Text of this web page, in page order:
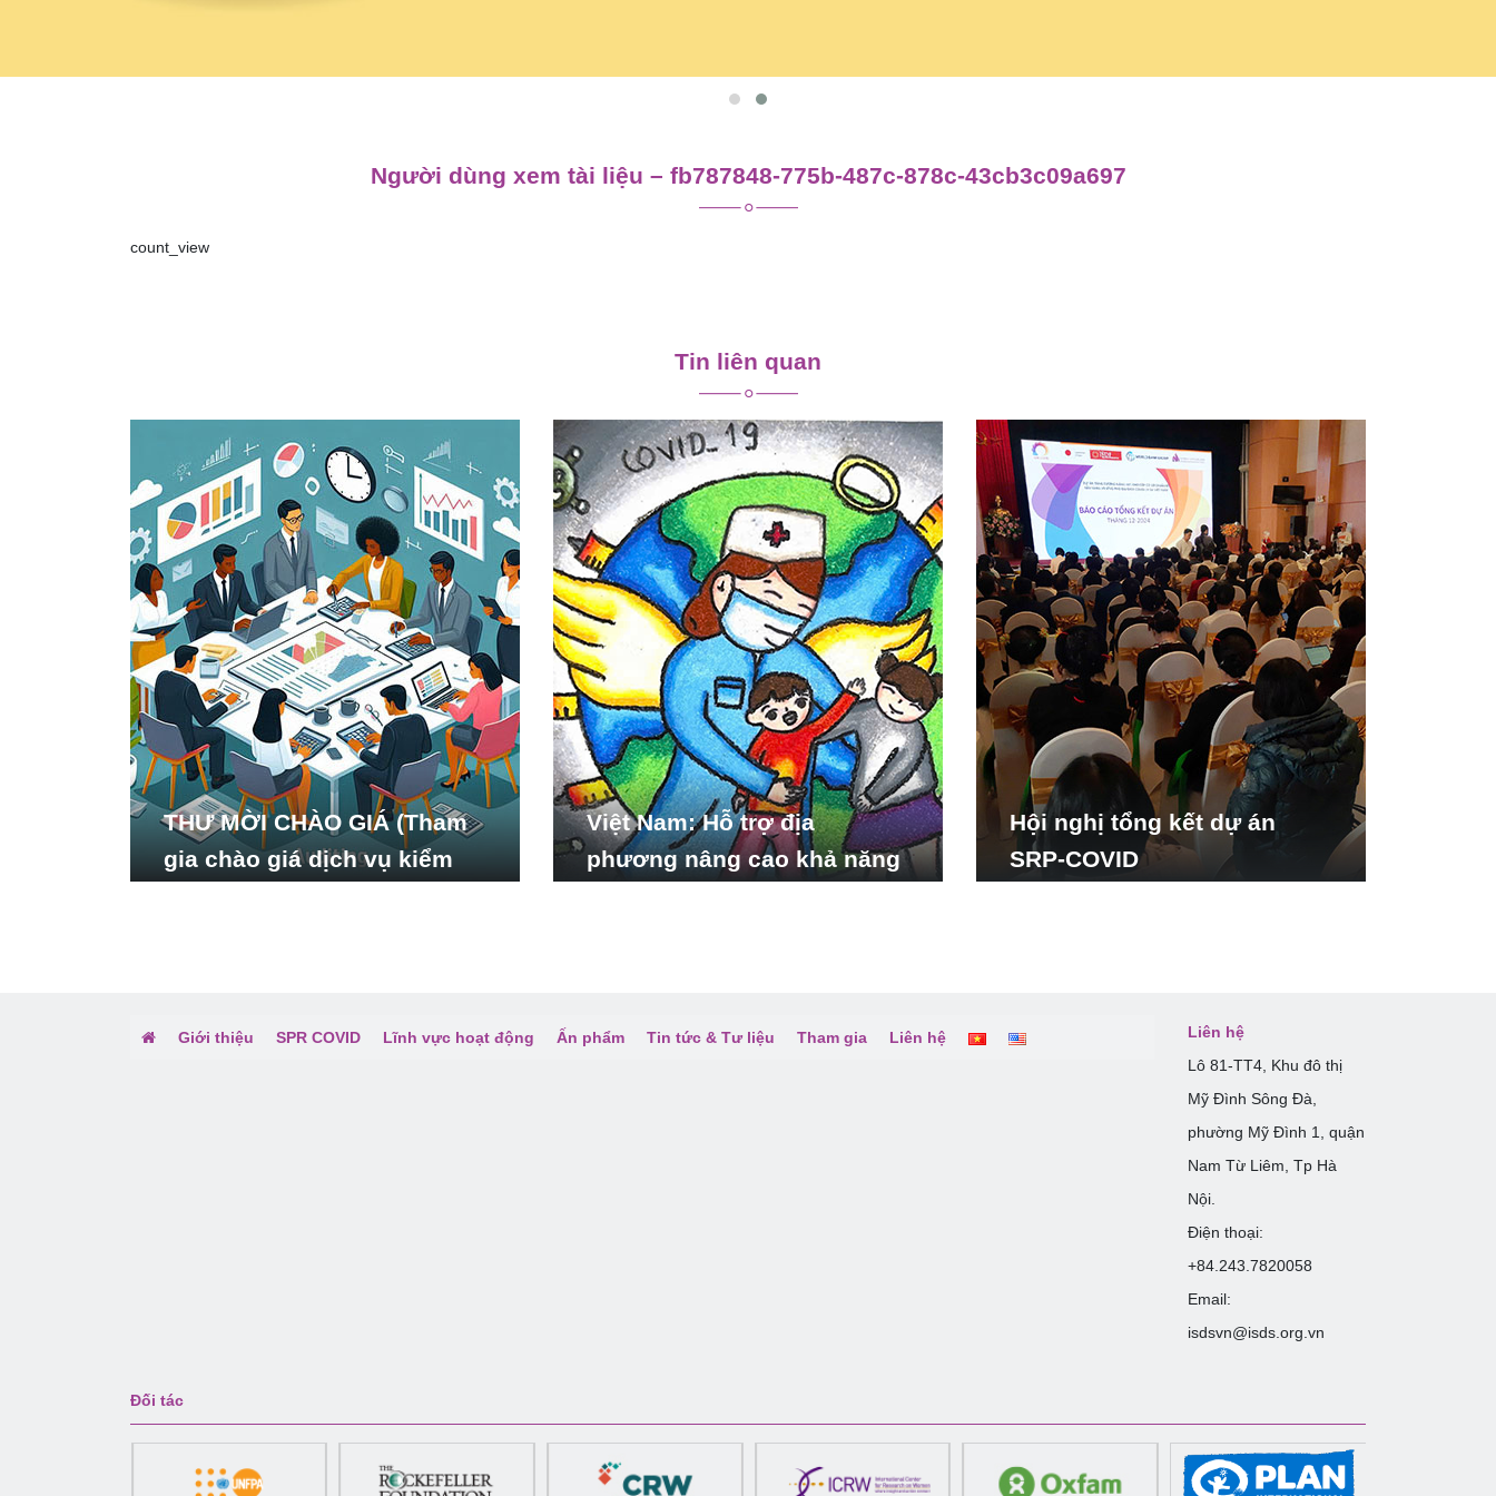
Người dùng xem tài liệu – fb787848-775b-487c-878c-43cb3c09a697
count_view
viết
Tin liên quan
THƯ MỜI CHÀO GIÁ (Tham
gia chào giá dịch vụ kiểm
Việt Nam: Hỗ trợ địa
phương nâng cao khả năng
Hội nghị tổng kết dự án
SRP-COVID
Giới thiệu SPR COVID Lĩnh vực hoạt động Ấn phẩm Tin tức & Tư liệu Tham gia Liên hệ
Liên hệ
Lô 81-TT4, Khu đô thị
Mỹ Đình Sông Đà,
phường Mỹ Đình 1, quận
Nam Từ Liêm, Tp Hà
Nội.
Điện thoại:
+84.243.7820058
Email:
isdsvn@isds.org.vn
Đối tác